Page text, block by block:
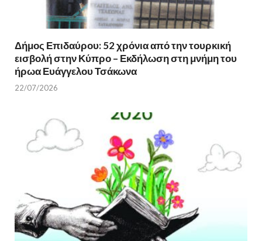
Δήμος Επιδαύρου: 52 χρόνια από την τουρκική
εισβολή στην Κύπρο – Εκδήλωση στη μνήμη του
ήρωα Ευάγγελου Τσάκωνα
22/07/2026